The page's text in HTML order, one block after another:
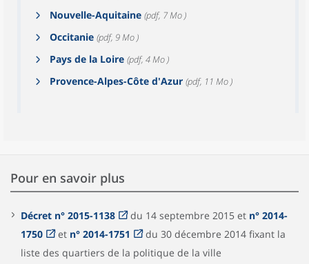
Nouvelle-Aquitaine (pdf, 7 Mo )
Occitanie (pdf, 9 Mo )
Pays de la Loire (pdf, 4 Mo )
Provence-Alpes-Côte d'Azur (pdf, 11 Mo )
Pour en savoir plus
Décret n° 2015-1138 du 14 septembre 2015 et n° 2014-
1750
et n° 2014-1751
du 30 décembre 2014 fixant la
liste des quartiers de la politique de la ville